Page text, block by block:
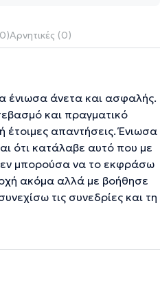
Αρνητικές (0)
ένιωσα άνετα και ασφαλής.
και πραγματικό
έτοιμες απαντήσεις. Ένιωσα
ότι κατάλαβε αυτό που με
μπορούσα να το εκφράσω
ακόμα αλλά με βοήθησε
τις συνεδρίες και τη